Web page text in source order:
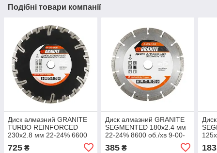
Подібні товари компанії
Диск алмазний GRANITE
TURBO REINFORCED
230х2.8 мм 22-24% 6600
725 ₴
Диск алмазний GRANITE
SEGMENTED 180х2.4 мм
22-24% 8600 об./хв 9-00-
385₴ 183